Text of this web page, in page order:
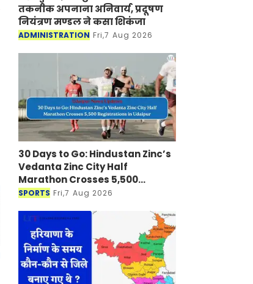
तकनीक अपनाना अनिवार्य, प्रदूषण
नियंत्रण मण्डल ने कसा शिकंजा
ADMINISTRATION Fri,7 Aug 2026
30 Days to Go: Hindustan Zinc’s
Vedanta Zinc City Half
Marathon Crosses 5,500
Registrations in Udaipur
SPORTS Fri,7 Aug 2026